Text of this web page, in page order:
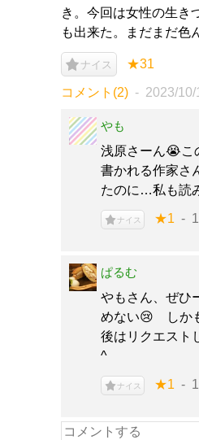
き。今回は女性の生き
も出来た。まだまだ色
ナイス ★31
コメント(2) 2023/10/
やも
浅原さーん😭こ
書かれる作家さ
たのに…私も読
ナイス ★1
ぱるむ
やもさん、ぜひ
めない😢 しか
後はリクエスト
^
ナイス ★1